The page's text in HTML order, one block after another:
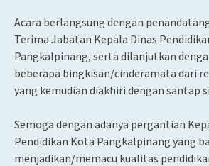
Acara berlangsung dengan
Terima Jabatan Kepala Dinas
Pangkalpinang, serta dilanjutkan
beberapa bingkisan/cinderamata dari
yang kemudian diakhiri dengan santap
Semoga dengan adanya pergantian
Pendidikan Kota Pangkalpinang yang
menjadikan/memacu kualitas